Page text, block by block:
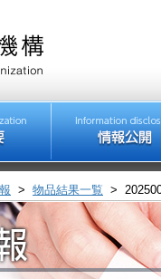
> 物品結果一覧 >